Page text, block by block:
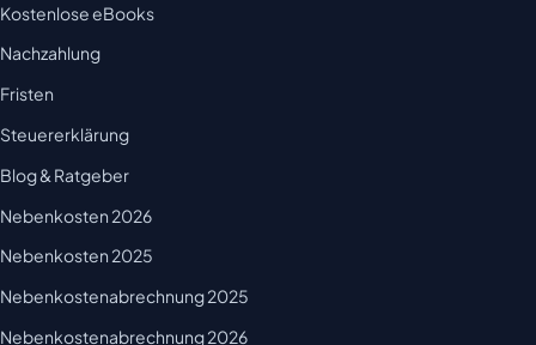
Kostenlose eBooks
Nachzahlung
Fristen
Steuererklärung
Blog & Ratgeber
Nebenkosten 2026
Nebenkosten 2025
Nebenkostenabrechnung 2025
Nebenkostenabrechnung 2026